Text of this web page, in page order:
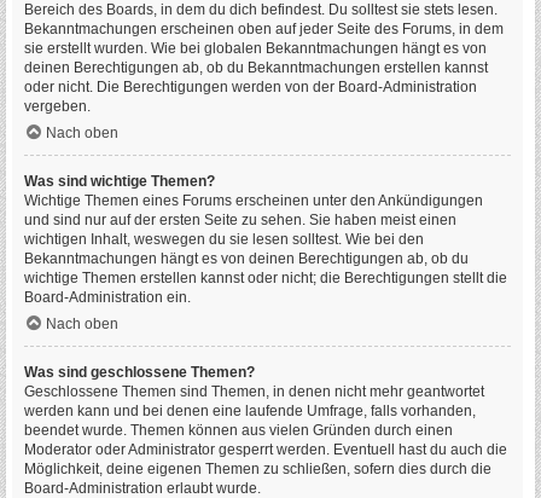
Bereich des Boards, in dem du dich befindest. Du solltest sie stets lesen.
Bekanntmachungen erscheinen oben auf jeder Seite des Forums, in dem
sie erstellt wurden. Wie bei globalen Bekanntmachungen hängt es von
deinen Berechtigungen ab, ob du Bekanntmachungen erstellen kannst
oder nicht. Die Berechtigungen werden von der Board-Administration
vergeben.
Nach oben
Was sind wichtige Themen?
Wichtige Themen eines Forums erscheinen unter den Ankündigungen
und sind nur auf der ersten Seite zu sehen. Sie haben meist einen
wichtigen Inhalt, weswegen du sie lesen solltest. Wie bei den
Bekanntmachungen hängt es von deinen Berechtigungen ab, ob du
wichtige Themen erstellen kannst oder nicht; die Berechtigungen stellt die
Board-Administration ein.
Nach oben
Was sind geschlossene Themen?
Geschlossene Themen sind Themen, in denen nicht mehr geantwortet
werden kann und bei denen eine laufende Umfrage, falls vorhanden,
beendet wurde. Themen können aus vielen Gründen durch einen
Moderator oder Administrator gesperrt werden. Eventuell hast du auch die
Möglichkeit, deine eigenen Themen zu schließen, sofern dies durch die
Board-Administration erlaubt wurde.